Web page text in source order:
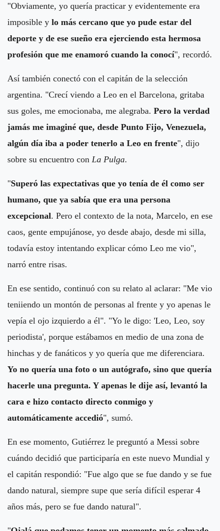
"Obviamente, yo quería practicar y evidentemente era
imposible y lo más cercano que yo pude estar del
deporte y de ese sueño era ejerciendo esta hermosa
profesión que me enamoró cuando la conocí", recordó.
Así también conectó con el capitán de la selección
argentina. "Crecí viendo a Leo en el Barcelona, gritaba
sus goles, me emocionaba, me alegraba. Pero la verdad
jamás me imaginé que, desde Punto Fijo, Venezuela,
algún día iba a poder tenerlo a Leo en frente", dijo
sobre su encuentro con La Pulga.
"Superó las expectativas que yo tenía de él como ser
humano, que ya sabía que era una persona
excepcional. Pero el contexto de la nota, Marcelo, en ese
caos, gente empujánose, yo desde abajo, desde mi silla,
todavía estoy intentando explicar cómo Leo me vio",
narró entre risas.
En ese sentido, continuó con su relato al aclarar: "Me vio
teniiendo un montón de personas al frente y yo apenas le
vepía el ojo izquierdo a él". "Yo le digo: 'Leo, Leo, soy
periodista', porque estábamos en medio de una zona de
hinchas y de fanáticos y yo quería que me diferenciara.
Yo no quería una foto o un autógrafo, sino que quería
hacerle una pregunta. Y apenas le dije así, levantó la
cara e hizo contacto directo conmigo y
automáticamente accedió", sumó.
En ese momento, Gutiérrez le preguntó a Messi sobre
cuándo decidió que participaría en este nuevo Mundial y
el capitán respondió: "Fue algo que se fue dando y se fue
dando natural, siempre supe que sería difícil esperar 4
años más, pero se fue dando natural".